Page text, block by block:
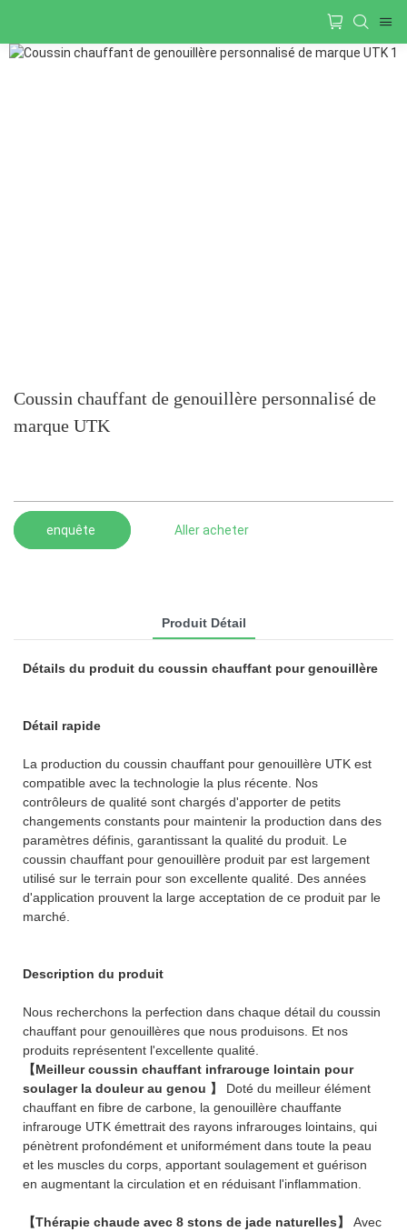
Coussin chauffant de genouillère personnalisé de
marque UTK
enquête Aller acheter
Produit Détail
Détails du produit du coussin chauffant pour genouillère
Détail rapide
La production du coussin chauffant pour genouillère UTK est
compatible avec la technologie la plus récente. Nos
contrôleurs de qualité sont chargés d'apporter de petits
changements constants pour maintenir la production dans des
paramètres définis, garantissant la qualité du produit. Le
coussin chauffant pour genouillère produit par est largement
utilisé sur le terrain pour son excellente qualité. Des années
d'application prouvent la large acceptation de ce produit par le
marché.
Description du produit
Nous recherchons la perfection dans chaque détail du coussin
chauffant pour genouillères que nous produisons. Et nos
produits représentent l'excellente qualité.
【Meilleur coussin chauffant infrarouge lointain pour
soulager la douleur au genou 】 Doté du meilleur élément
chauffant en fibre de carbone, la genouillère chauffante
infrarouge UTK émettrait des rayons infrarouges lointains, qui
pénètrent profondément et uniformément dans toute la peau
et les muscles du corps, apportant soulagement et guérison
en augmentant la circulation et en réduisant l'inflammation.
【Thérapie chaude avec 8 stons de jade naturelles】 Avec